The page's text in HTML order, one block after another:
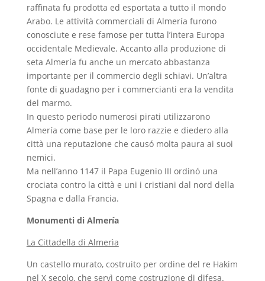
raffinata fu prodotta ed esportata a tutto il mondo
Arabo. Le attività commerciali di Almería furono
conosciute e rese famose per tutta l’intera Europa
occidentale Medievale. Accanto alla produzione di
seta Almería fu anche un mercato abbastanza
importante per il commercio degli schiavi. Un’altra
fonte di guadagno per i commercianti era la vendita
del marmo.
In questo periodo numerosi pirati utilizzarono
Almería come base per le loro razzie e diedero alla
città una reputazione che causó molta paura ai suoi
nemici.
Ma nell’anno 1147 il Papa Eugenio III ordinó una
crociata contro la città e uni i cristiani dal nord della
Spagna e dalla Francia.
Monumenti di Almería
La Cittadella di Almerìa
Un castello murato, costruito per ordine del re Hakim
nel X secolo, che servì come costruzione di difesa.